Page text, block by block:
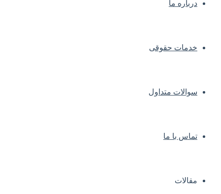
درباره ما
خدمات حقوقی
سوالات متداول
تماس با ما
مقالات